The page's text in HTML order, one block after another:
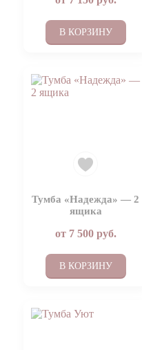
В КОРЗИНУ
Тумба «Надежда» — 2
ящика
от 7 500руб.
В КОРЗИНУ